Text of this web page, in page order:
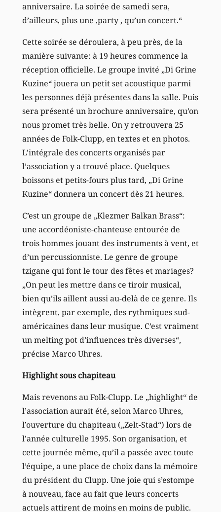
anniversaire. La soirée de samedi sera,
d’ailleurs, plus une ‚party ‚ qu’un concert.“
Cette soirée se déroulera, à peu près, de la
manière suivante: à 19 heures commence la
réception officielle. Le groupe invité „Di Grine
Kuzine“ jouera un petit set acoustique parmi
les personnes déjà présentes dans la salle. Puis
sera présenté un brochure anniversaire, qu’on
nous promet très belle. On y retrouvera 25
années de Folk-Clupp, en textes et en photos.
L’intégrale des concerts organisés par
l’association y a trouvé place. Quelques
boissons et petits-fours plus tard, „Di Grine
Kuzine“ donnera un concert dès 21 heures.
C’est un groupe de „Klezmer Balkan Brass“:
une accordéoniste-chanteuse entourée de
trois hommes jouant des instruments à vent, et
d’un percussionniste. Le genre de groupe
tzigane qui font le tour des fêtes et mariages?
„On peut les mettre dans ce tiroir musical,
bien qu’ils aillent aussi au-delà de ce genre. Ils
intègrent, par exemple, des rythmiques sud-
américaines dans leur musique. C’est vraiment
un melting pot d’influences très diverses“,
précise Marco Uhres.
Highlight sous chapiteau
Mais revenons au Folk-Clupp. Le „highlight“ de
l’association aurait été, selon Marco Uhres,
l’ouverture du chapiteau („Zelt-Stad“) lors de
l’année culturelle 1995. Son organisation, et
cette journée même, qu’il a passée avec toute
l’équipe, a une place de choix dans la mémoire
du président du Clupp. Une joie qui s’estompe
à nouveau, face au fait que leurs concerts
actuels attirent de moins en moins de public.